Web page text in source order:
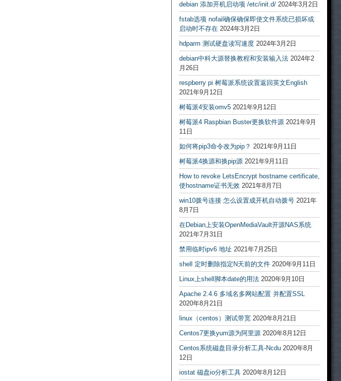
debian 添加开机启动项 /etc/init.d/ 2024年3月2日
fstab选项 nofail确保确保即使文件系统已损坏或
启动时不存在 2024年3月2日
hdparm 测试硬盘读写速度 2024年3月2日
debian中科大源替换教程和安装输入法 2024年2
月26日
respberry pi 树莓派系统设置返回英文English
2021年9月12日
树莓派4安装omv5 2021年9月12日
树莓派4 Raspbian Buster更换软件源 2021年9月
11日
如何将pip3命令改为pip？ 2021年9月11日
树莓派4换源和换pip源 2021年9月11日
How to revoke LetsEncrypt hostname certificate,
使hostname证书无效 2021年8月7日
win10拨号连接 怎么设置成开机自动拨号 2021年
8月7日
在Debian上安装OpenMediaVault开源NAS系统
2021年7月31日
禁用临时ipv6 地址 2021年7月25日
shell 定时删除指定N天前的文件 2020年9月11日
Linux上shell脚本date的用法 2020年9月10日
Apache 2.4.6 多域名多网站配置 并配置SSL
2020年8月21日
linux（centos）测试带宽 2020年8月21日
Centos7更换yum源为阿里源 2020年8月12日
Centos系统磁盘目录分析工具-Ncdu 2020年8月
12日
iostat 磁盘io分析工具 2020年8月12日